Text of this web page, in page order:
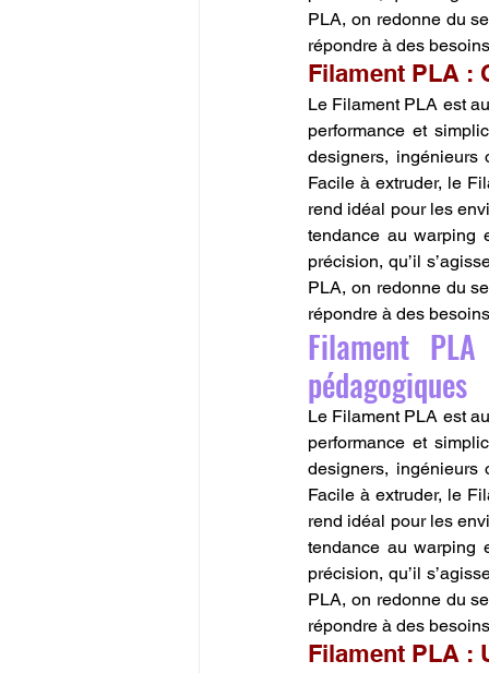
PLA, on redonne du
répondre à des
Filament PLA :
Le Filament PLA est
performance et
designers, ingénieurs
Facile à extruder, le
rend idéal pour les
tendance au warping
précision, qu’il
PLA, on redonne du
répondre à des
Filament
pédagogiques
Le Filament PLA est
performance et
designers, ingénieurs
Facile à extruder, le
rend idéal pour les
tendance au warping
précision, qu’il
PLA, on redonne du
répondre à des
Filament PLA :